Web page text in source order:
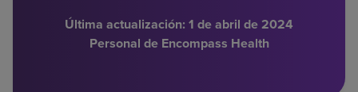
Última actualización: 1 de abril de 2024
Personal de Encompass Health